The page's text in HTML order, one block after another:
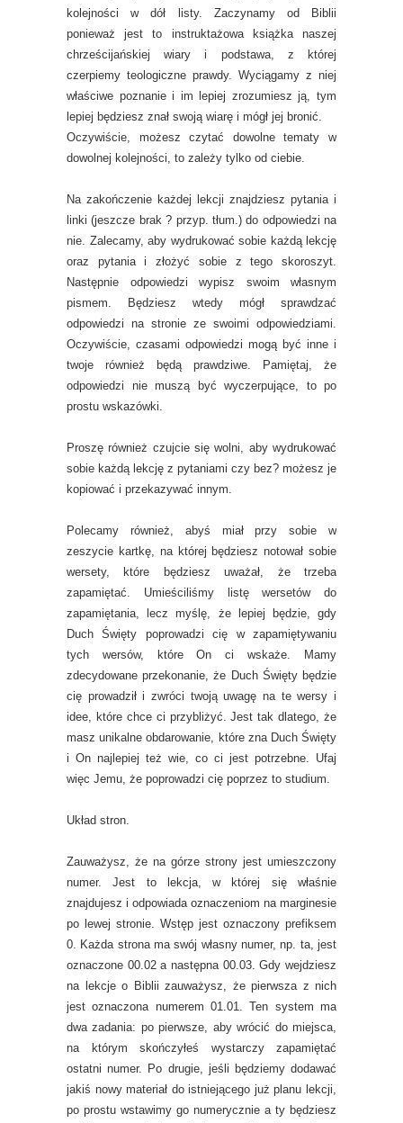
kolejności w dół listy. Zaczynamy od Biblii
ponieważ jest to instruktażowa książka naszej
chrześcijańskiej wiary i podstawa, z której
czerpiemy teologiczne prawdy. Wyciągamy z niej
właściwe poznanie i im lepiej zrozumiesz ją, tym
lepiej będziesz znał swoją wiarę i mógł jej bronić.
Oczywiście, możesz czytać dowolne tematy w
dowolnej kolejności, to zależy tylko od ciebie.
Na zakończenie każdej lekcji znajdziesz pytania i
linki (jeszcze brak ? przyp. tłum.) do odpowiedzi na
nie. Zalecamy, aby wydrukować sobie każdą lekcję
oraz pytania i złożyć sobie z tego skoroszyt.
Następnie odpowiedzi wypisz swoim własnym
pismem. Będziesz wtedy mógł sprawdzać
odpowiedzi na stronie ze swoimi odpowiedziami.
Oczywiście, czasami odpowiedzi mogą być inne i
twoje również będą prawdziwe. Pamiętaj, że
odpowiedzi nie muszą być wyczerpujące, to po
prostu wskazówki.
Proszę również czujcie się wolni, aby wydrukować
sobie każdą lekcję z pytaniami czy bez? możesz je
kopiować i przekazywać innym.
Polecamy również, abyś miał przy sobie w
zeszycie kartkę, na której będziesz notował sobie
wersety, które będziesz uważał, że trzeba
zapamiętać. Umieściliśmy listę wersetów do
zapamiętania, lecz myślę, że lepiej będzie, gdy
Duch Święty poprowadzi cię w zapamiętywaniu
tych wersów, które On ci wskaże. Mamy
zdecydowane przekonanie, że Duch Święty będzie
cię prowadził i zwróci twoją uwagę na te wersy i
idee, które chce ci przybliżyć. Jest tak dlatego, że
masz unikalne obdarowanie, które zna Duch Święty
i On najlepiej też wie, co ci jest potrzebne. Ufaj
więc Jemu, że poprowadzi cię poprzez to studium.
Układ stron.
Zauważysz, że na górze strony jest umieszczony
numer. Jest to lekcja, w której się właśnie
znajdujesz i odpowiada oznaczeniom na marginesie
po lewej stronie. Wstęp jest oznaczony prefiksem
0. Każda strona ma swój własny numer, np. ta, jest
oznaczone 00.02 a następna 00.03. Gdy wejdziesz
na lekcje o Biblii zauważysz, że pierwsza z nich
jest oznaczona numerem 01.01. Ten system ma
dwa zadania: po pierwsze, aby wrócić do miejsca,
na którym skończyłeś wystarczy zapamiętać
ostatni numer. Po drugie, jeśli będziemy dodawać
jakiś nowy materiał do istniejącego już planu lekcji,
po prostu wstawimy go numerycznie a ty będziesz